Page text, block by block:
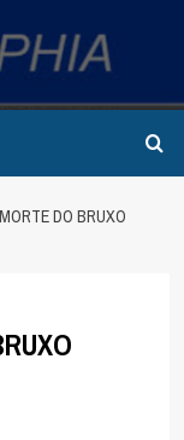
DO BRUXO